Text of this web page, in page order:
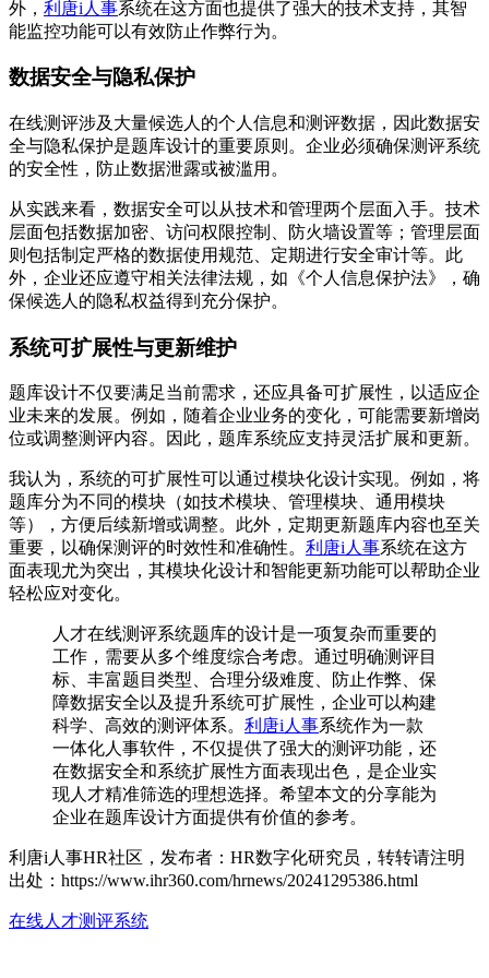
外， 利唐i人事系统在这方面也提供了强大的技术支持，其智
能监控功能可以有效防止作弊行为。
数据安全与隐私保护
在线测评涉及大量候选人的个人信息和测评数据，因此数据安
全与隐私保护是题库设计的重要原则。企业必须确保测评系统
的安全性，防止数据泄露或被滥用。
从实践来看，数据安全可以从技术和管理两个层面入手。技术
层面包括数据加密、访问权限控制、防火墙设置等；管理层面
则包括制定严格的数据使用规范、定期进行安全审计等。此
外，企业还应遵守相关法律法规，如《个人信息保护法》，确
保候选人的隐私权益得到充分保护。
系统可扩展性与更新维护
题库设计不仅要满足当前需求，还应具备可扩展性，以适应企
业未来的发展。例如，随着企业业务的变化，可能需要新增岗
位或调整测评内容。因此，题库系统应支持灵活扩展和更新。
我认为，系统的可扩展性可以通过模块化设计实现。例如，将
题库分为不同的模块（如技术模块、管理模块、通用模块
等），方便后续新增或调整。此外，定期更新题库内容也至关
重要，以确保测评的时效性和准确性。 利唐i人事系统在这方
面表现尤为突出，其模块化设计和智能更新功能可以帮助企业
轻松应对变化。
人才在线测评系统题库的设计是一项复杂而重要的
工作，需要从多个维度综合考虑。通过明确测评目
标、丰富题目类型、合理分级难度、防止作弊、保
障数据安全以及提升系统可扩展性，企业可以构建
科学、高效的测评体系。 利唐i人事系统作为一款
一体化人事软件，不仅提供了强大的测评功能，还
在数据安全和系统扩展性方面表现出色，是企业实
现人才精准筛选的理想选择。希望本文的分享能为
企业在题库设计方面提供有价值的参考。
利唐i人事HR社区，发布者：HR数字化研究员，转转请注明
出处： https://www.ihr360.com/hrnews/20241295386.html
在线人才测评系统